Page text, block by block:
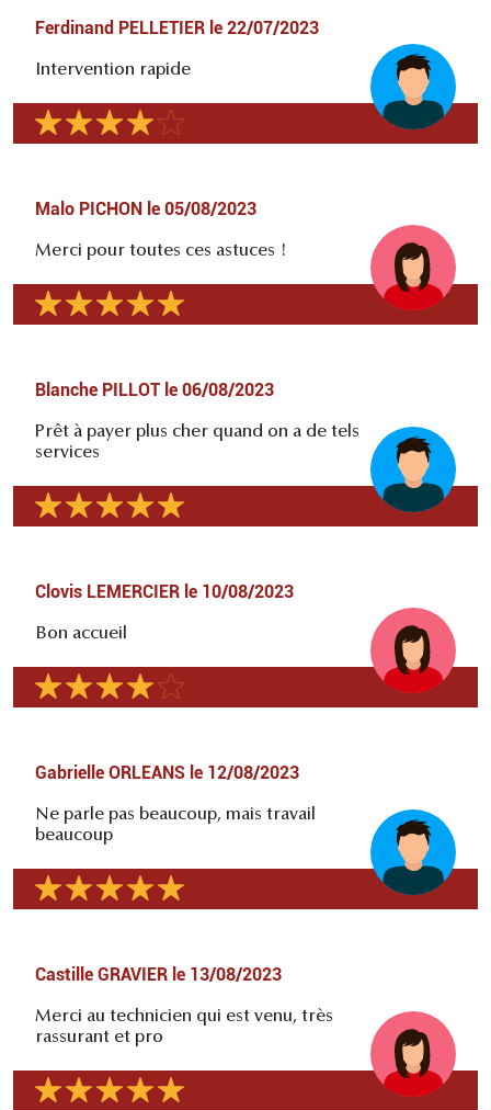
Ferdinand PELLETIER le 22/07/2023
Intervention rapide
Malo PICHON le 05/08/2023
Merci pour toutes ces astuces !
Blanche PILLOT le 06/08/2023
Prêt à payer plus cher quand on a de tels
services
Clovis LEMERCIER le 10/08/2023
Bon accueil
Gabrielle ORLEANS le 12/08/2023
Ne parle pas beaucoup, mais travail
beaucoup
Castille GRAVIER le 13/08/2023
Merci au technicien qui est venu, très
rassurant et pro